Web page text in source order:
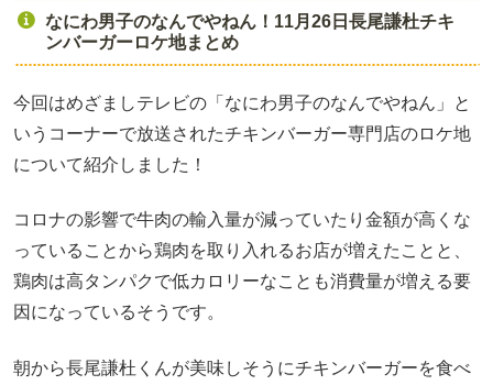
なにわ男子のなんでやねん！11月26日長尾謙杜チキ
ンバーガーロケ地まとめ
今回はめざましテレビの「なにわ男子のなんでやねん」と
いうコーナーで放送されたチキンバーガー専門店のロケ地
について紹介しました！
コロナの影響で牛肉の輸入量が減っていたり金額が高くな
っていることから鶏肉を取り入れるお店が増えたことと、
鶏肉は高タンパクで低カロリーなことも消費量が増える要
因になっているそうです。
朝から長尾謙杜くんが美味しそうにチキンバーガーを食べ